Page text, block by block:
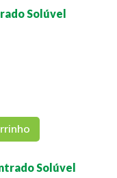
Solúvel
Solúvel